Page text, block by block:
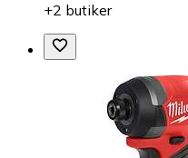
+2 butiker